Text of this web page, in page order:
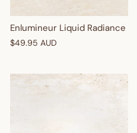
Enlumineur Liquid Radiance
$49.95 AUD
Sign up and enjoy $10 off
redeem exclusive
Are you a trade